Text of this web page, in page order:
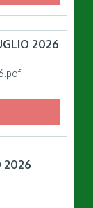
2026
2026